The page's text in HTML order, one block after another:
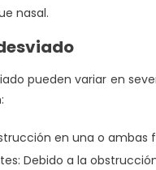
nasal.
pueden variar en
en una o ambas
Debido a la